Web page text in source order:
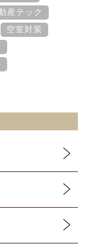
産テック
空室対策